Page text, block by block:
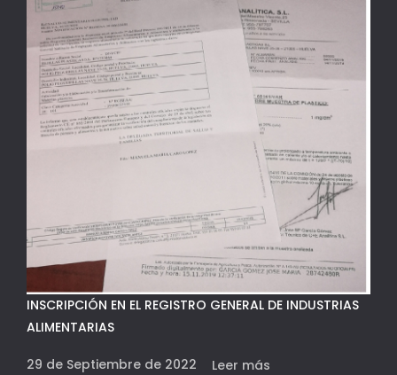
INSCRIPCIÓN EN EL REGISTRO GENERAL DE INDUSTRIAS
ALIMENTARIAS
29 de Septiembre de 2022 Leer más